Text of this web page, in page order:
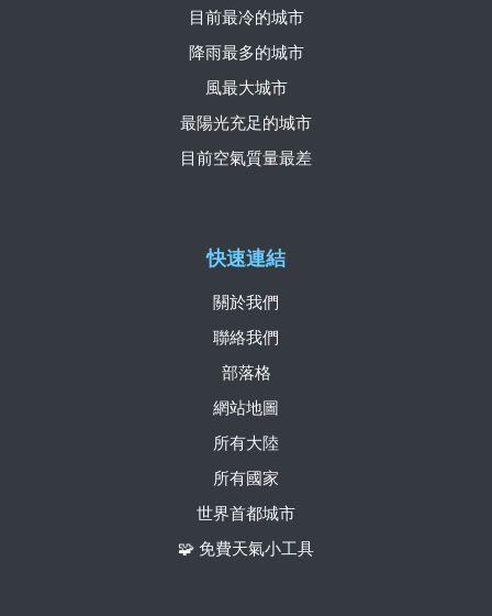
快速連結
關於我們
聯絡我們
部落格
網站地圖
所有大陸
所有國家
世界首都城市
🧩 免費天氣小工具
目前最冷的城市
降雨最多的城市
風最大城市
最陽光充足的城市
目前空氣質量最差